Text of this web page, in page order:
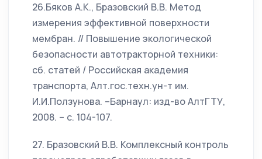
26.Бяков А.К., Бразовский В.В. Метод
измерения эффективной поверхности
мембран. // Повышение экологической
безопасности автотракторной техники:
сб. статей / Российская академия
транспорта, Алт.гос.техн.ун-т им.
И.И.Ползунова. –Барнаул: изд-во АлтГТУ,
2008. – с. 104-107.
27. Бразовский В.В. Комплексный контроль